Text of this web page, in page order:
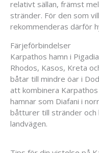
relativt sällan, främst
stränder. För den som
rekommenderas därför
Färjeförbindelser
Karpathos hamn i
Rhodos, Kasos, Kreta
båtar till mindre öar i
att kombinera
hamnar som Diafani i
båtturer till stränder och
landvägen.